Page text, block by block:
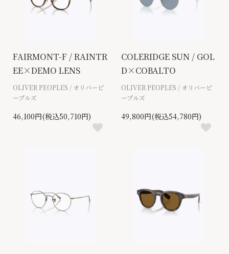
FAIRMONT-F / RAINTR
EE×DEMO LENS
OLIVER PEOPLES / オリバーピ
ープルズ
46,100円(税込50,710円)
COLERIDGE SUN / GOL
D×COBALTO
OLIVER PEOPLES / オリバーピ
ープルズ
49,800円(税込54,780円)